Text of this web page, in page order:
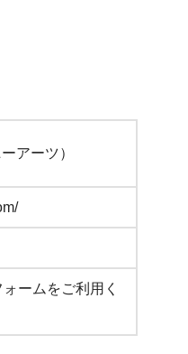
アーツ）
ームをご利用く